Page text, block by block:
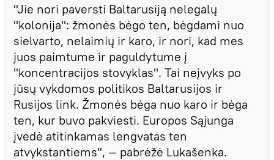
"Jie nori paversti Baltarusiją nelegalų
"kolonija": žmonės bėgo ten, bėgdami nuo
sielvarto, nelaimių ir karo, ir nori, kad mes
juos paimtume ir paguldytume į
"koncentracijos stovyklas". Tai neįvyks po
jūsų vykdomos politikos Baltarusijos ir
Rusijos link. Žmonės bėga nuo karo ir bėga
ten, kur buvo pakviesti. Europos Sąjunga
įvedė atitinkamas lengvatas ten
atvykstantiems", — pabrėžė Lukašenka.